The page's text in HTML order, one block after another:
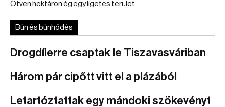
Ötven hektáron ég egy ligetes terület.
Bűn és bűnhődés
Drogdílerre csaptak le Tiszavasváriban
Három pár cipőtt vitt el a plázából
Letartóztattak egy mándoki szökevényt